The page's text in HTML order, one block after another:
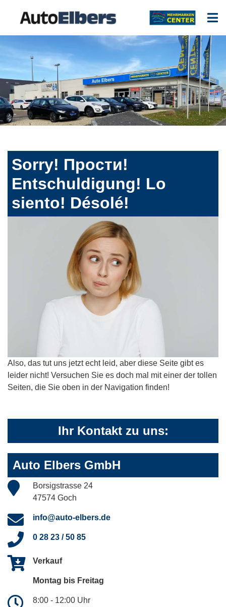
Sorry! Прости!
Entschuldigung! Lo
siento! Désolé!
Also, das tut uns jetzt echt leid, aber diese Seite gibt es
leider nicht! Versuchen Sie es doch mal mit einer der tollen
Seiten, die Sie oben in der Navigation finden!
Ihr Kontakt zu uns:
Auto Elbers GmbH
Borsigstrasse 24
47574 Goch
info@auto-elbers.de
0 28 23 / 50 85
Verkauf
Montag bis Freitag
8:00 - 12:00 Uhr